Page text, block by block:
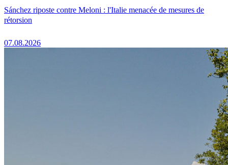
Sánchez riposte contre Meloni : l'Italie menacée de mesures de
rétorsion
07.08.2026